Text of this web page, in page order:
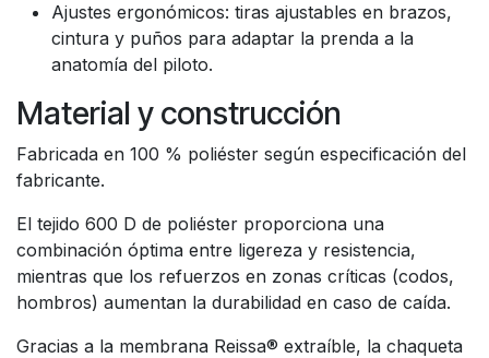
Ajustes ergonómicos: tiras ajustables en brazos,
cintura y puños para adaptar la prenda a la
anatomía del piloto.
Material y construcción
Fabricada en 100 % poliéster según especificación del
fabricante.
El tejido 600 D de poliéster proporciona una
combinación óptima entre ligereza y resistencia,
mientras que los refuerzos en zonas críticas (codos,
hombros) aumentan la durabilidad en caso de caída.
Gracias a la membrana Reissa® extraíble, la chaqueta